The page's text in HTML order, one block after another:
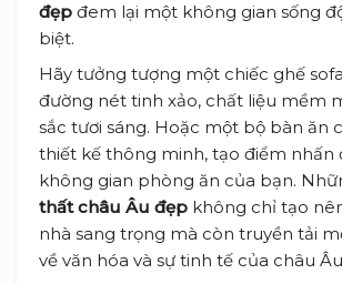
đẹp đem lại một không gian sống
biệt.
Hãy tưởng tượng một chiếc ghế
đường nét tinh xảo, chất liệu mềm
sắc tươi sáng. Hoặc một bộ bàn ăn
thiết kế thông minh, tạo điểm nhấn
không gian phòng ăn của bạn.
thất châu Âu đẹp không chỉ tạo
nhà sang trọng mà còn truyền tải
về văn hóa và sự tinh tế của châu